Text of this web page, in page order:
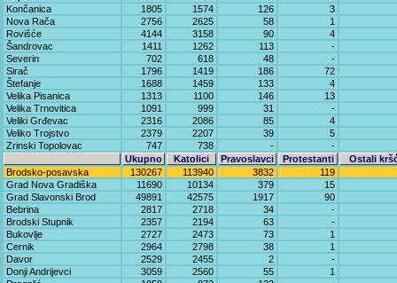
Končanica
1805 1574 126
3
Nova Rača
2756 2625 58
1
Rovišće
4144 3158 90
4
Šandrovac
1411 1262 113
-
Severin
702 618 48
-
Sirač
1796 1419 186
72
Štefanje
1688 1459 133
4
Velika Pisanica
1313 1100 146
13
Velika Trnovitica
1091 999 31
-
Veliki Grđevac
2316 2086 85
4
Veliko Trojstvo
2379 2207 39
5
Zrinski Topolovac
747 738 -
-
Ukupno
Katolici Pravoslavci Protestanti
Ostali
Brodsko-posavska
130267 113940 3832
119
Grad Nova Gradiška
11690 10134 379
15
Grad Slavonski Brod
49891 42575 1917
90
Bebrina
2817 2718 34
-
Brodski Stupnik
2357 2194 63
-
Bukovlje
2727 2473 73
1
Cernik
2964 2798 38
1
Davor
2529 2455 2
-
Donji Andrijevci
3059 2560 55
1